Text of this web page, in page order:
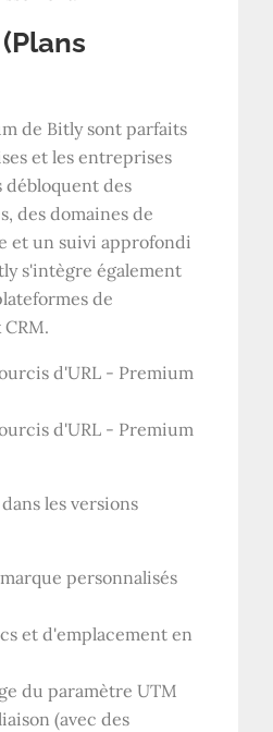
Plans
de Bitly sont parfaits
et les entreprises
débloquent des
des domaines de
et un suivi approfondi
s'intègre également
de
les versions
personnalisés
et d'emplacement en
du paramètre UTM
(avec des